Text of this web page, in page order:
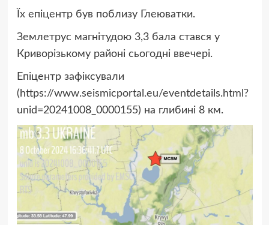
Їх епіцентр був поблизу Глеюватки.
Землетрус магнітудою 3,3 бала стався у
Криворізькому районі сьогодні ввечері.
Епіцентр зафіксували
(https://www.seismicportal.eu/eventdetails.html?
unid=20241008_0000155) на глибині 8 км.